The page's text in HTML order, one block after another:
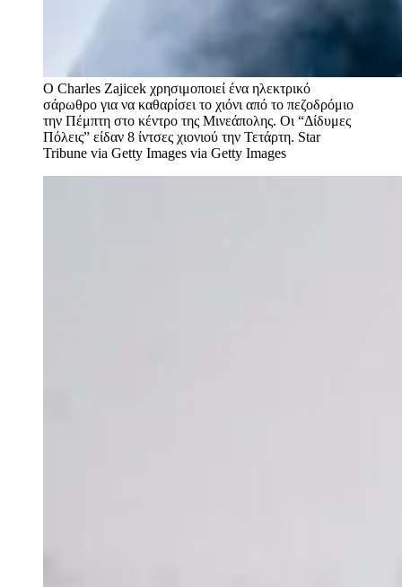
Ο Charles Zajicek χρησιμοποιεί ένα ηλεκτρικό
σάρωθρο για να καθαρίσει το χιόνι από το πεζοδρόμιο
την Πέμπτη στο κέντρο της Μινεάπολης. Οι “Δίδυμες
Πόλεις” είδαν 8 ίντσες χιονιού την Τετάρτη. Star
Tribune via Getty Images via Getty Images